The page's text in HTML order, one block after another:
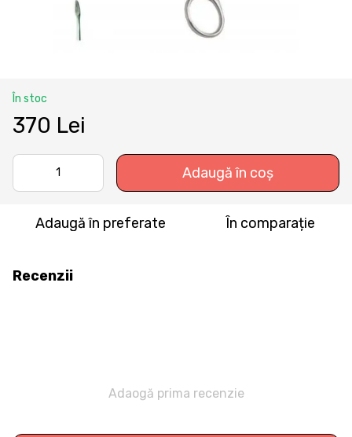
În stoc
370 Lei
Adaugă în coș
Adaugă în preferate În comparație
Recenzii
Adaogă prima recenzie